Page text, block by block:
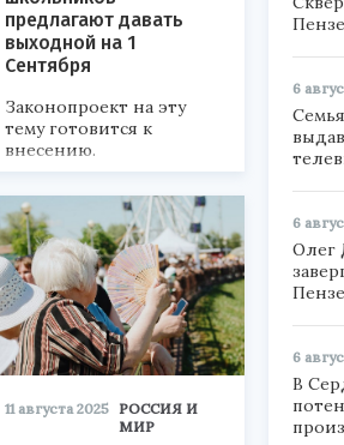
предлагают давать
выходной на 1
Сентября
Законопроект на эту
тему готовится к
внесению.
11 августа 2025 РОССИЯ И
МИР
6
6
Олег
Пензе
6
В